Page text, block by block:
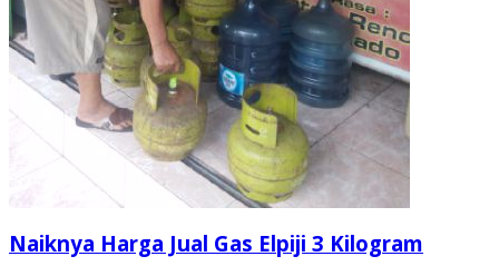
Naiknya Harga Jual Gas Elpiji 3 Kilogram